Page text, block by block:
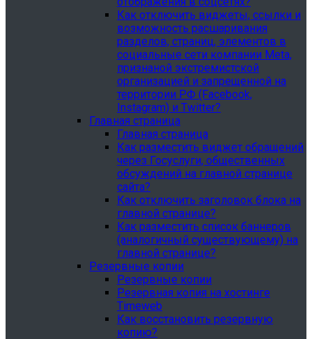
Как отключить виджеты, ссылки и
возможность расшаривания
разделов, страниц, элементов в
социальные сети компании Meta,
признаной экстремистской
организацией и запрещенной на
территории РФ (Facebook,
Instagram) и Twitter?
Главная страница
Главная страница
Как разместить виджет обращений
через Госуслуги, общественных
обсуждений на главной странице
сайта?
Как отключить заголовок блока на
главной странице?
Как разместить список баннеров
(аналогичный существующему) на
главной странице?
Резервные копии
Резервные копии
Резервная копия на хостинге
Timeweb
Как восстановить резервную
копию?